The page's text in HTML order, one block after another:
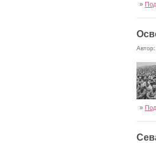
»
Автор:
»